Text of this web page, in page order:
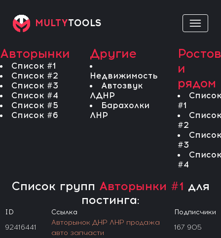
MULTYTOOLS
Авторынки
Список #1
Список #2
Список #3
Список #4
Список #5
Список #6
Другие
Недвижимость
Автозвук
ЛДНР
Барахолки
ЛНР
Ростов
и
рядом
Список
#1
Список
#2
Список
#3
Список
#4
Список групп Авторынки #1 для
постинга:
ID Ссылка
Подписчики
92416441
Авторынок ДНР ЛНР продажа
авто запчасти
167 905